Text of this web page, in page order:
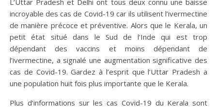
L’Uttar Pradesh et Delhi ont tous deux connu une baisse
incroyable des cas de Covid-19 car ils utilisent l’ivermectine
de manière précoce et préventive. Alors que le Kerala, un
petit état situé dans le Sud de l’Inde qui est trop
dépendant des vaccins et moins dépendant de
l’ivermectine, a signalé une augmentation significative des
cas de Covid-19. Gardez à l’esprit que l’Uttar Pradesh a
une population huit fois plus importante que le Kerala.
Plus d’informations sur les cas Covid-19 du Kerala sont